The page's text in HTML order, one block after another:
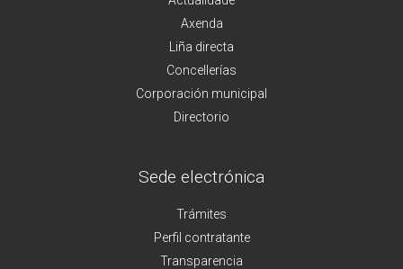
Axenda
Liña directa
Concellerías
Corporación municipal
Directorio
Sede electrónica
Trámites
Perfil contratante
Transparencia